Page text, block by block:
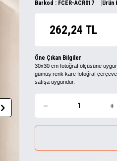
Barkod : FCER-ACR017 Ürün
262,24 TL
Öne Çıkan Bilgiler
30x30 cm fotoğraf ölçüsüne
gümüş renk kare fotoğraf
satışa uygundur.